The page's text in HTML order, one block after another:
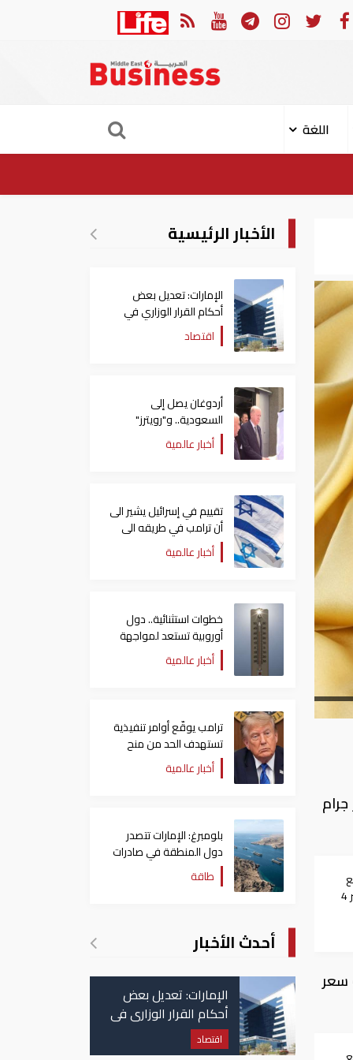
تقييم في إسرائيل يشير الى أن ترامب في طريقه الى إبرام اتفاق مع إيران
اللغة
أما سعر جرام
عالميا.. والأونصة تخسر 4
الذهب سعر
الأخبار الرئيسية
الإمارات: تعديل بعض
أحكام القرار الوزاري في
شأن الضريبة على الشركات
والأعمال
اقتصاد
أردوغان يصل إلى
السعودية.. و"رويترز"
تكشف تفاصيل الاتفاق
المرتقب
أخبار عالمية
تقييم في إسرائيل يشير الى
أن ترامب في طريقه الى
إبرام اتفاق مع إيران
أخبار عالمية
خطوات استثنائية.. دول
أوروبية تستعد لمواجهة
موجة حر غير مسبوقة
أخبار عالمية
ترامب يوقّع أوامر تنفيذية
تستهدف الحد من منح
الجنسية الأمريكية بالولادة
أخبار عالمية
بلومبرغ: الإمارات تتصدر
دول المنطقة في صادرات
النفط عبر مضيق هرمز
طاقة
أحدث الأخبار
الإمارات: تعديل بعض
أحكام القرار الوزاري في
شأن الضريبة على
الشركات والأعمال
اقتصاد